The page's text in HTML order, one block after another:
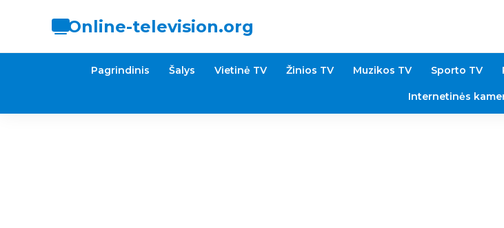
Online-television.org
Pagrindinis Šalys Vietinė TV Žinios TV Muzikos TV Sporto TV
Internetinės